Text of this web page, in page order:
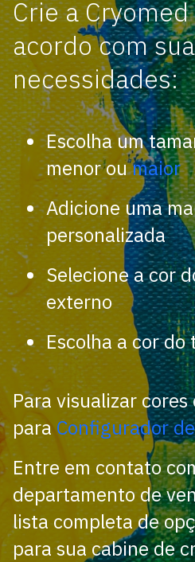
Crie a
acordo com
necessidades:
Escolha um
menor oumaior
Adicione uma
personalizada
Selecione a cor
externo
Escolha a cor
Para visualizar
para Configurador
Entre em contato
departamento de
lista completa de
para sua cabine de